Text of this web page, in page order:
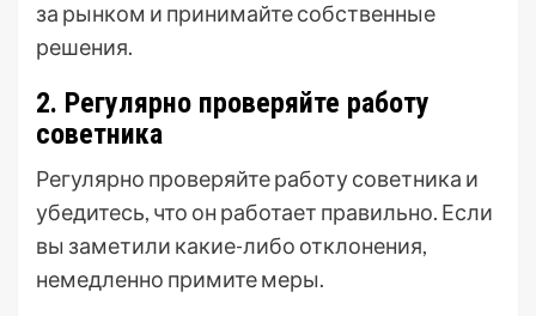
за рынком и принимайте собственные
решения.
2. Регулярно проверяйте работу
советника
Регулярно проверяйте работу советника и
убедитесь, что он работает правильно. Если
вы заметили какие-либо отклонения,
немедленно примите меры.